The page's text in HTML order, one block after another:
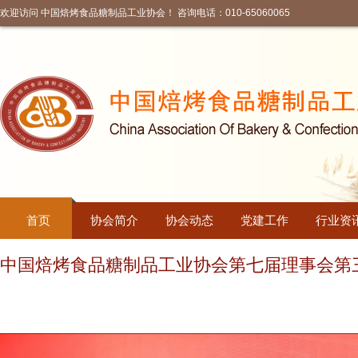
欢迎访问 中国焙烤食品糖制品工业协会！ 咨询电话：010-65060065
首页 协会简介 协会动态 党建工作 行业资
中国焙烤食品糖制品工业协会第七届理事会第